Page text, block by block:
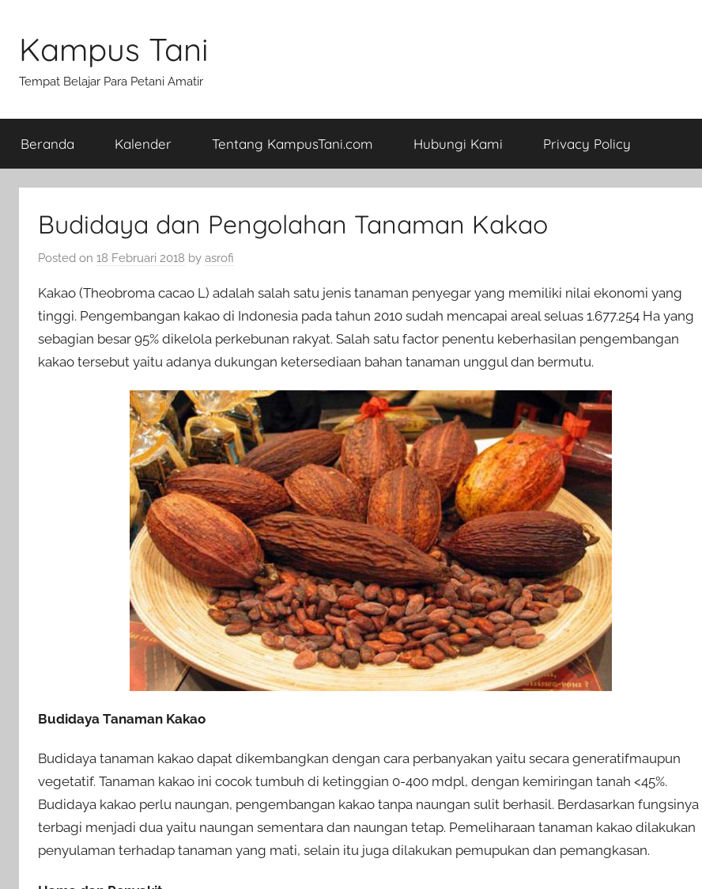
content
Kampus Tani
Tempat Belajar Para Petani Amatir
Beranda Kalender Tentang KampusTani.com Hubungi Kami Privacy Policy
Budidaya dan Pengolahan Tanaman Kakao
Posted on 18 Februari 2018 by asrofi
Kakao (Theobroma cacao L) adalah salah satu jenis tanaman penyegar yang memiliki nilai ekonomi yang
tinggi. Pengembangan kakao di Indonesia pada tahun 2010 sudah mencapai areal seluas 1.677.254 Ha yang
sebagian besar 95% dikelola perkebunan rakyat. Salah satu factor penentu keberhasilan pengembangan
kakao tersebut yaitu adanya dukungan ketersediaan bahan tanaman unggul dan bermutu.
Budidaya Tanaman Kakao
Budidaya tanaman kakao dapat dikembangkan dengan cara perbanyakan yaitu secara generatifmaupun
vegetatif. Tanaman kakao ini cocok tumbuh di ketinggian 0-400 mdpl, dengan kemiringan tanah <45%.
Budidaya kakao perlu naungan, pengembangan kakao tanpa naungan sulit berhasil. Berdasarkan fungsinya
terbagi menjadi dua yaitu naungan sementara dan naungan tetap. Pemeliharaan tanaman kakao dilakukan
penyulaman terhadap tanaman yang mati, selain itu juga dilakukan pemupukan dan pemangkasan.